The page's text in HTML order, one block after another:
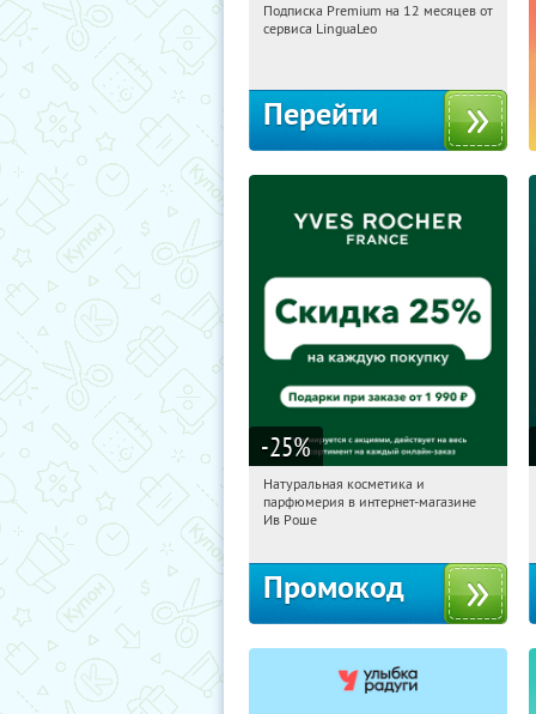
01:20:10
Получи первым!
Подписка Premium на 12 месяцев от
сервиса LinguaLeo
Перейти
-25%
01:20:10 Получили:
Россия
Натуральная косметика и
парфюмерия в интернет-магазине
Ив Роше
Промокод